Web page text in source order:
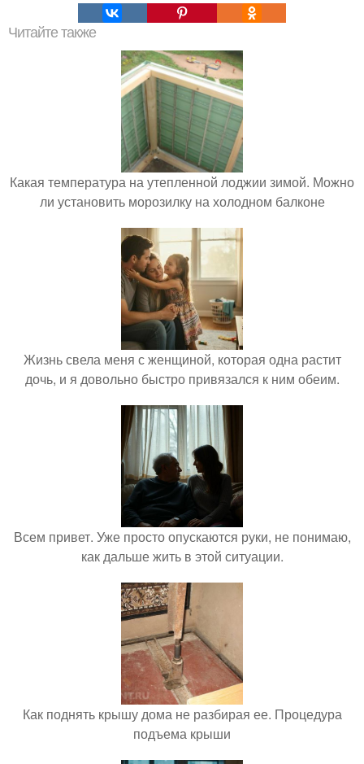
Читайте также
Какая температура на утепленной лоджии зимой. Можно
ли установить морозилку на холодном балконе
Жизнь свела меня с женщиной, которая одна растит
дочь, и я довольно быстро привязался к ним обеим.
Всем привет. Уже просто опускаются руки, не понимаю,
как дальше жить в этой ситуации.
Как поднять крышу дома не разбирая ее. Процедура
подъема крыши